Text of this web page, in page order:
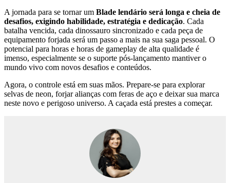
A jornada para se tornar um Blade lendário será longa e cheia de
desafios, exigindo habilidade, estratégia e dedicação. Cada
batalha vencida, cada dinossauro sincronizado e cada peça de
equipamento forjada será um passo a mais na sua saga pessoal. O
potencial para horas e horas de gameplay de alta qualidade é
imenso, especialmente se o suporte pós-lançamento mantiver o
mundo vivo com novos desafios e conteúdos.
Agora, o controle está em suas mãos. Prepare-se para explorar
selvas de neon, forjar alianças com feras de aço e deixar sua marca
neste novo e perigoso universo. A caçada está prestes a começar.